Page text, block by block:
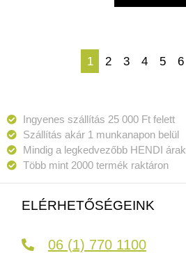
1 2 3 4 5 6
Ingyenes szállítás 25 000 Ft felett
Szállítás akár 1 munkanapon belül
Mindig a legkedvezőbb HENDI árak
Több mint 2000 termék raktáron
ELÉRHETŐSÉGEINK
06 (1) 770 1100